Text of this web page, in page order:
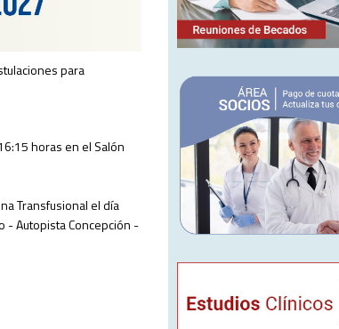
para
horas en el Salón
Transfusional el día
- Autopista Concepción -